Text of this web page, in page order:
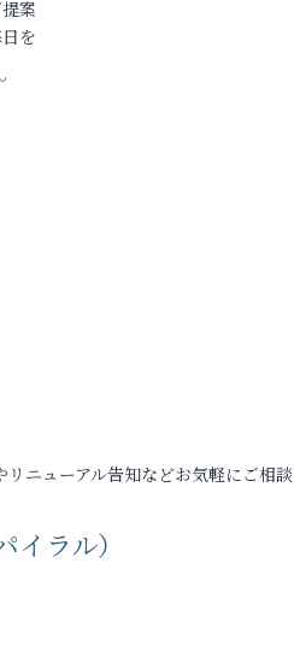
案
を
ニューアル告知などお気軽にご相
ラル）